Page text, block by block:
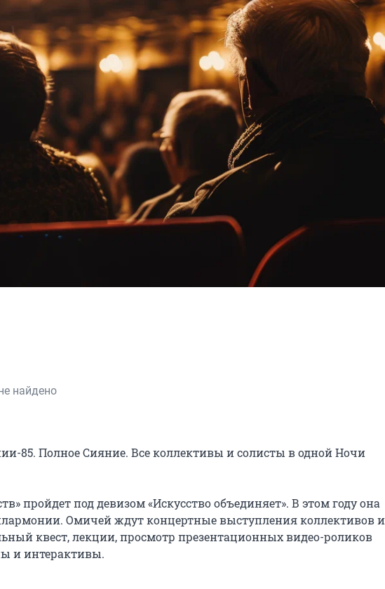
найдено
85. Полное Сияние. Все коллективы и солисты в одной Ночи
пройдет под девизом «Искусство объединяет». В этом году она
Омичей ждут концертные выступления коллективов и
квест, лекции, просмотр презентационных видео-роликов
и интерактивы.